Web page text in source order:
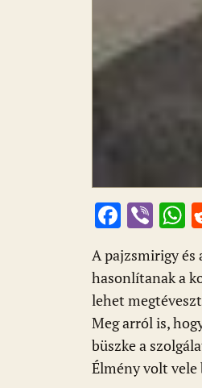
F
ac
e
b
o
o
k
Vi
b
er
h
s
A
p
p
A pajzsmirigy és
hasonlítanak a
lehet
Meg arról is,
büszke a
Élmény volt vele